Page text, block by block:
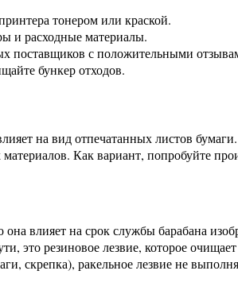
тонером или краской.
и расходные материалы.
поставщиков с положительными
бункер отходов.
на вид отпечатанных листов
Как вариант, попробуйте
она влияет на срок службы барабана
это резиновое лезвие, которое
скрепка), ракельное лезвие не